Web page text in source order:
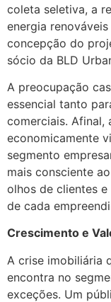
coleta seletiva, a
energia
concepção do
sócio da BLD
A preocupação
essencial tanto
comerciais. Afinal,
economicamente
segmento
mais consciente
olhos de clientes
de cada
Crescimento e
A crise imobiliária
encontra no
exceções. Um